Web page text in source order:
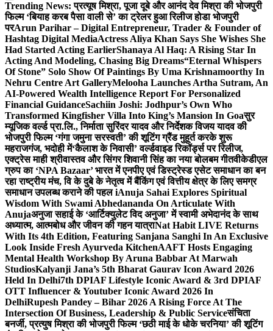
Trending News: प्रत्यूष मिश्रा, पूजा दूबे और आनंद देव मिश्रा की भोजपुरी
फिल्म ‘बियाह करब पैसा वाली से’ का ट्रेलर हुआ रिलीज होडा भोजपुरी
परArun Parihar – Digital Entrepreneur, Trader & Founder of
Hashtag Digital MediaActress Aliya Khan Says She Wishes She
Had Started Acting EarlierShanaya Al Haq: A Rising Star In
Acting And Modeling, Chasing Big Dreams“Eternal Whispers
Of Stone” Solo Show Of Paintings By Uma Krishnamoorthy In
Nehru Centre Art GalleryMelooha Launches Artha Sutram, An
AI-Powered Wealth Intelligence Report For Personalized
Financial GuidanceSachiin Joshi: Jodhpur’s Own Who
Transformed Kingfisher Villa Into King’s Mansion In Goaसुर
म्यूजिक वर्ल्ड प्रा.लि., निर्माता सुरिंदर यादव और निर्देशक विजय यादव की
भोजपुरी फिल्म ‘गंगा जमुना सरस्वती’ की शूटिंग ग्रैंड मुहूर्त करके शुरू
महराजगंज, भदोही में‘कैलाश के निवासी’ वर्ल्डवाइड रिकॉर्ड्स पर रिलीज,
एक्ट्रेस माही श्रीवास्तव और सिंगर शिवानी सिंह का नया बोलबम गीतवीकेडीएल
ग्रुप का ‘NPA Bazaar’ भारत में एनपीए एवं डिस्ट्रेस्ड एसेट समाधान का बन
रहा राष्ट्रीय मंच, वि के दुबे के नेतृत्व में बैंकिंग एवं वित्तीय क्षेत्र के लिए समग्र
समाधान उपलब्ध कराने की पहल iAnuja Sahai Explores Spiritual
Wisdom With Swami Abhedananda On Articulate With
Anujaअनुजा सहाई के ‘आर्टिक्युलेट विद अनुजा’ में स्वामी अभेदानंद के साथ
अध्यात्म, आत्मबोध और जीवन की गहन यात्राNat Habit LIVE Returns
With Its 4th Edition, Featuring Sanjana Sanghi In An Exclusive
Look Inside Fresh Ayurveda KitchenAAFT Hosts Engaging
Mental Health Workshop By Aruna Babbar At Marwah
StudiosKalyanji Jana’s 5th Bharat Gaurav Icon Award 2026
Held In Delhi7th DPIAF Lifestyle Iconic Award & 3rd DPIAF
OTT Influencer & Youtuber Iconic Award 2026 In
DelhiRupesh Pandey – Bihar 2026 A Rising Force At The
Intersection Of Business, Leadership & Public Serviceसंचिता
बनर्जी, प्रत्युष मिश्रा की भोजपुरी फिल्म ‘छठी माई के धोके चरनिया’ की शूटिंग